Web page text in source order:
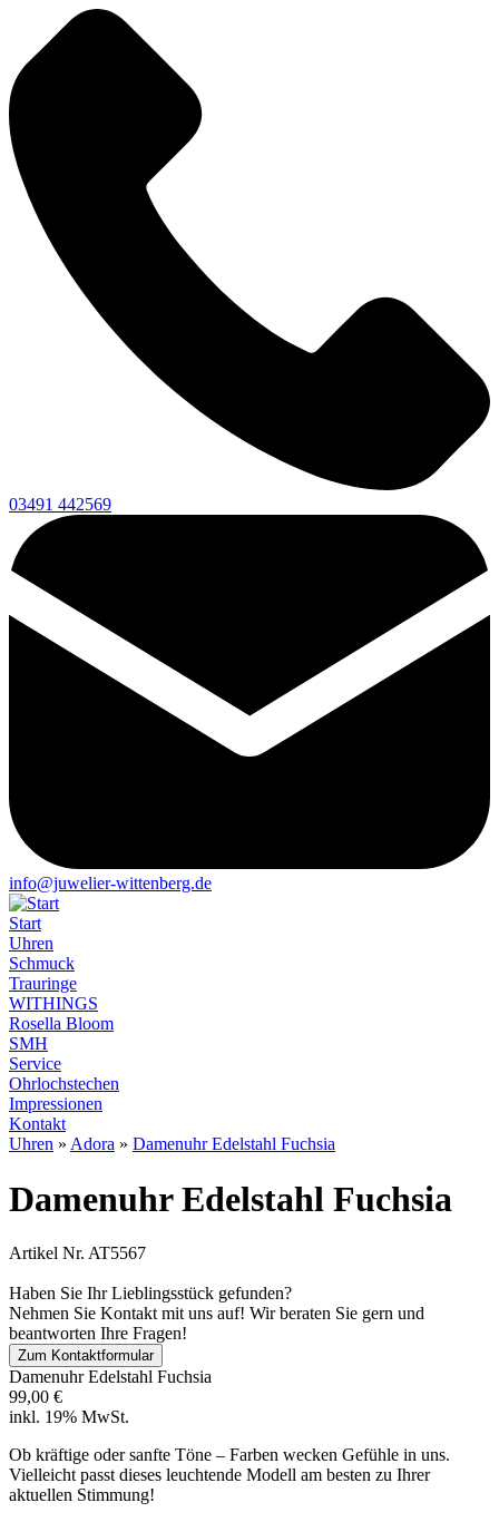
03491 442569
info@juwelier-wittenberg.de
Start
Uhren
Schmuck
Trauringe
WITHINGS
Rosella Bloom
SMH
Service
Ohrlochstechen
Impressionen
Kontakt
Uhren » Adora » Damenuhr Edelstahl Fuchsia
Damenuhr Edelstahl Fuchsia
Artikel Nr. AT5567
Haben Sie Ihr Lieblingsstück gefunden?
Nehmen Sie Kontakt mit uns auf! Wir beraten Sie gern und
beantworten Ihre Fragen!
Zum Kontaktformular
Damenuhr Edelstahl Fuchsia
99,00 €
inkl. 19% MwSt.
Ob kräftige oder sanfte Töne – Farben wecken Gefühle in uns.
Vielleicht passt dieses leuchtende Modell am besten zu Ihrer
aktuellen Stimmung!